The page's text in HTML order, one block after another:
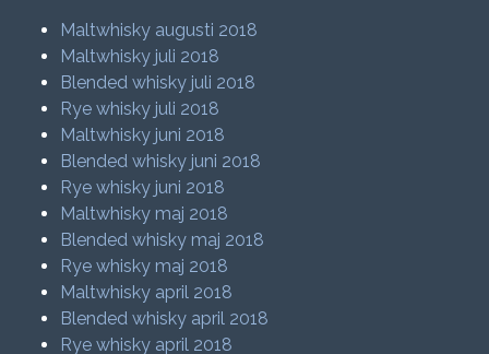
Maltwhisky augusti 2018
Maltwhisky juli 2018
Blended whisky juli 2018
Rye whisky juli 2018
Maltwhisky juni 2018
Blended whisky juni 2018
Rye whisky juni 2018
Maltwhisky maj 2018
Blended whisky maj 2018
Rye whisky maj 2018
Maltwhisky april 2018
Blended whisky april 2018
Rye whisky april 2018